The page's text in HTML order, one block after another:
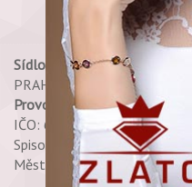
Sídlo:
Petržílkova 2706/30
PRAHA 58
Provozovna:Shala, s.r.o.
IČO: 60469765 DIČ:
Spisová značka 25748 C,
Městský soud v Praze